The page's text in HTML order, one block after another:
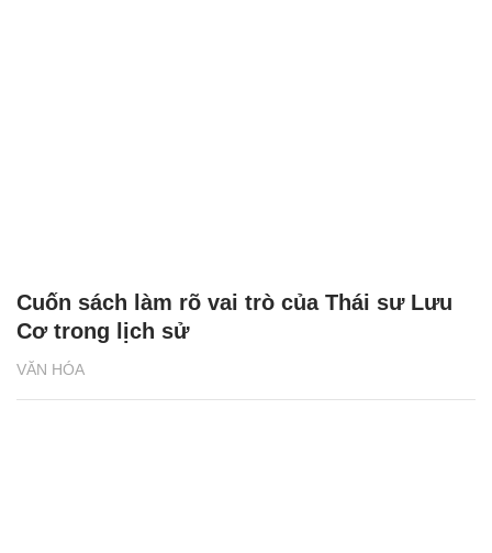
VĂN HÓA
Cuốn sách làm rõ vai trò của Thái sư Lưu
Cơ trong lịch sử